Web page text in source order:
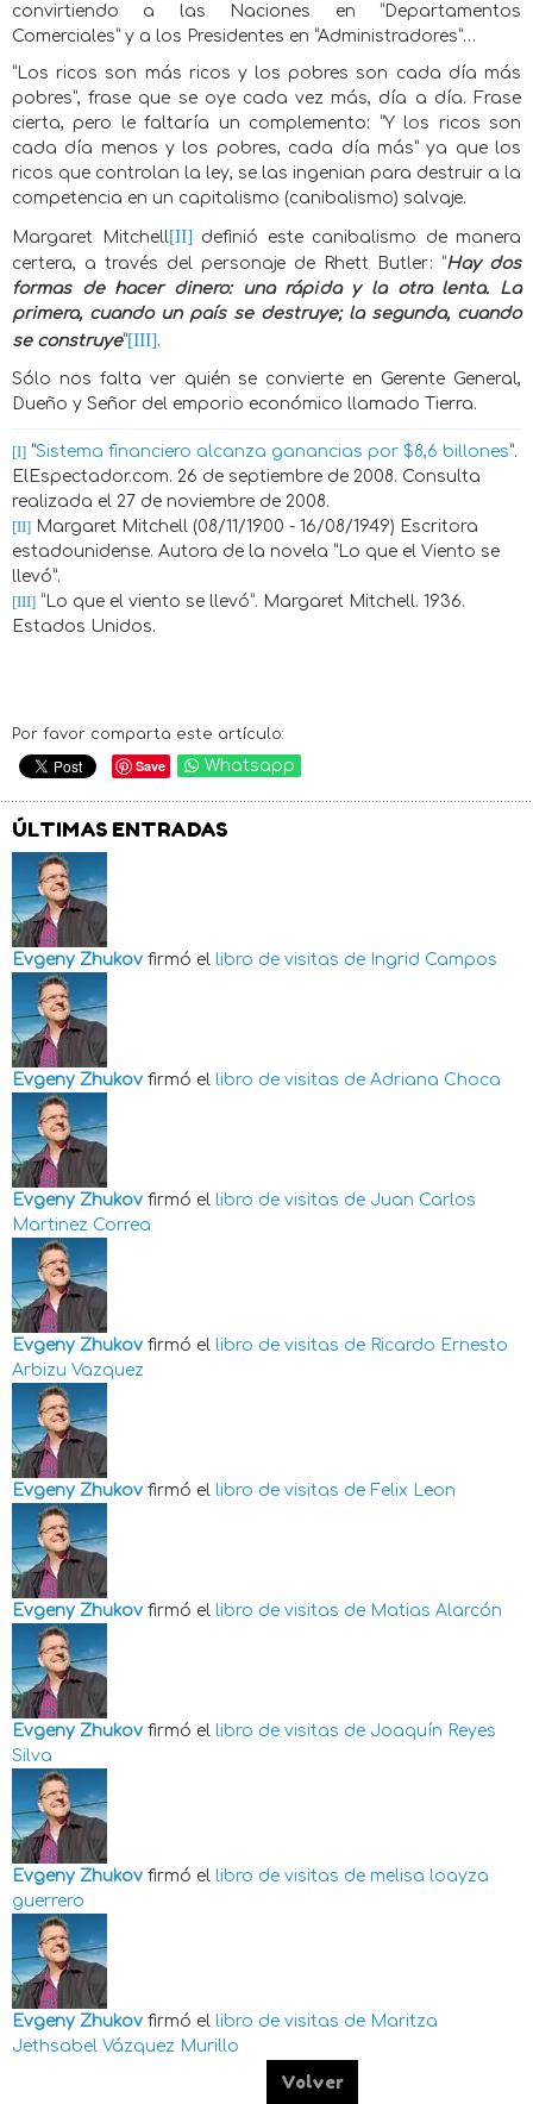
convirtiendo a las Naciones en “Departamentos
Comerciales” y a los Presidentes en “Administradores”…
“Los ricos son más ricos y los pobres son cada día más
pobres”, frase que se oye cada vez más, día a día. Frase
cierta, pero le faltaría un complemento: “Y los ricos son
cada día menos y los pobres, cada día más” ya que los
ricos que controlan la ley, se las ingenian para destruir a la
competencia en un capitalismo (canibalismo) salvaje.
Margaret Mitchell[II] definió este canibalismo de manera
certera, a través del personaje de Rhett Butler: “Hay dos
formas de hacer dinero: una rápida y la otra lenta. La
primera, cuando un país se destruye; la segunda, cuando
se construye”[III].
Sólo nos falta ver quién se convierte en Gerente General,
Dueño y Señor del emporio económico llamado Tierra.
[I] “Sistema financiero alcanza ganancias por $8,6 billones”.
ElEspectador.com. 26 de septiembre de 2008. Consulta
realizada el 27 de noviembre de 2008.
[II] Margaret Mitchell (08/11/1900 - 16/08/1949) Escritora
estadounidense. Autora de la novela “Lo que el Viento se
llevó”.
[III] “Lo que el viento se llevó”. Margaret Mitchell. 1936.
Estados Unidos.
Por favor comparta este artículo:
Save Whatsapp
ÚLTIMAS ENTRADAS
Evgeny Zhukov firmó el libro de visitas de Ingrid Campos
Evgeny Zhukov firmó el libro de visitas de Adriana Choca
Evgeny Zhukov firmó el libro de visitas de Juan Carlos
Martinez Correa
Evgeny Zhukov firmó el libro de visitas de Ricardo Ernesto
Arbizu Vazquez
Evgeny Zhukov firmó el libro de visitas de Felix Leon
Evgeny Zhukov firmó el libro de visitas de Matias Alarcón
Evgeny Zhukov firmó el libro de visitas de Joaquín Reyes
Silva
Evgeny Zhukov firmó el libro de visitas de melisa loayza
guerrero
Evgeny Zhukov firmó el libro de visitas de Maritza
Jethsabel Vázquez Murillo
Volver